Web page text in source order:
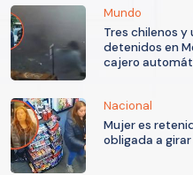
Mundo
Tres chilenos
detenidos en
cajero
Nacional
Mujer es
obligada a